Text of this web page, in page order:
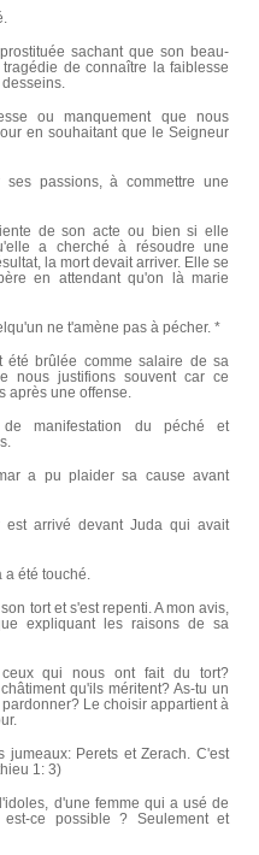
sachant que son beau-
de connaître la faiblesse
ou manquement que nous
en souhaitant que le Seigneur
passions, à commettre une
de son acte ou bien si elle
a cherché à résoudre une
la mort devait arriver. Elle se
en attendant qu'on là marie
ne t'amène pas à pécher. *
brûlée comme salaire de sa
nous justifions souvent car ce
après une offense.
manifestation du péché et
a pu plaider sa cause avant
arrivé devant Juda qui avait
été touché.
tort et s'est repenti. A mon avis,
expliquant les raisons de sa
qui nous ont fait du tort?
qu'ils méritent? As-tu un
Le choisir appartient à
jumeaux: Perets et Zerach. C'est
1: 3)
d'une femme qui a usé de
ce possible ? Seulement et